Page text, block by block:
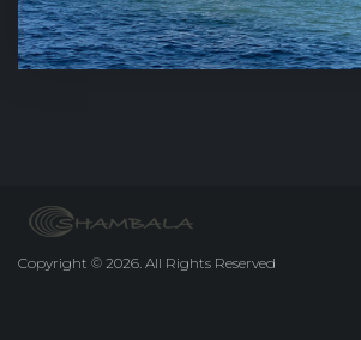
Copyright © 2026. All Rights Reserved